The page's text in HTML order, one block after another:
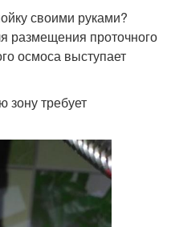
своими руками?
размещения проточного
осмоса выступает
зону требует